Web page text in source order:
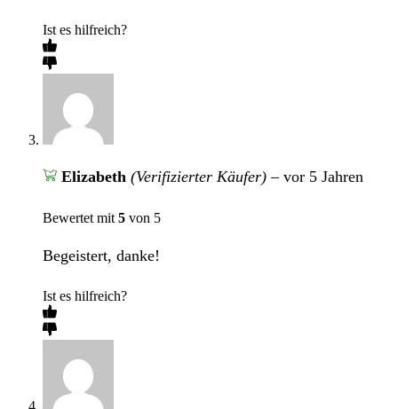
Ist es hilfreich?
Elizabeth (Verifizierter Käufer) – vor 5 Jahren
Bewertet mit 5 von 5
Begeistert, danke!
Ist es hilfreich?